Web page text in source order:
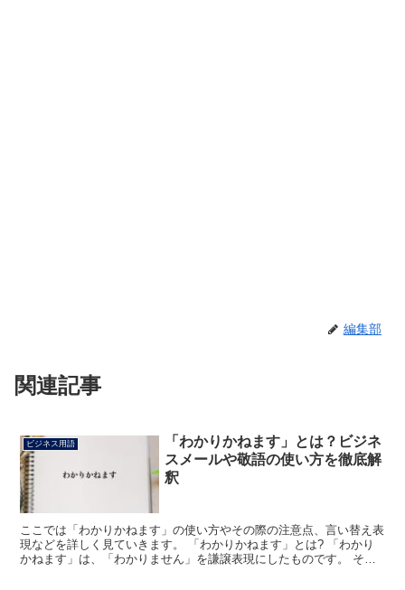
編集部
関連記事
ビジネス用語
「わかりかねます」とは？ビジネ
スメールや敬語の使い方を徹底解
釈
ここでは「わかりかねます」の使い方やその際の注意点、言い替え表
現などを詳しく見ていきます。 「わかりかねます」とは? 「わかり
かねます」は、「わかりません」を謙譲表現にしたものです。 それ